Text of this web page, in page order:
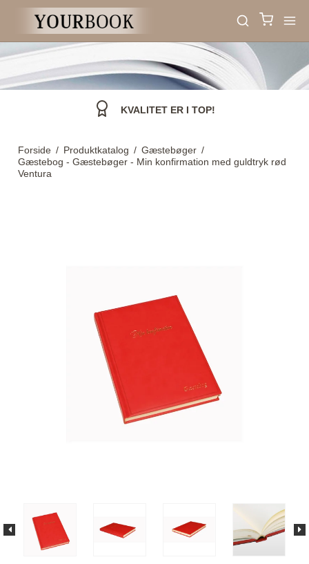
KVALITET ER I TOP!
Forside / Produktkatalog / Gæstebøger /
Gæstebog - Gæstebøger - Min konfirmation med guldtryk rød
Ventura